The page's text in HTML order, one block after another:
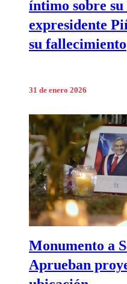
íntimo sobre su
expresidente
su fallecimiento
31 de enero 2026
Monumento a
Aprueban